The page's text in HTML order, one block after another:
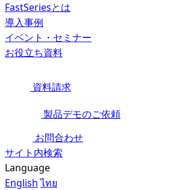
FastSeriesとは
導入事例
イベント・セミナー
お役立ち資料
資料請求
製品デモのご依頼
お問合わせ
サイト内検索
Language
English ไทย